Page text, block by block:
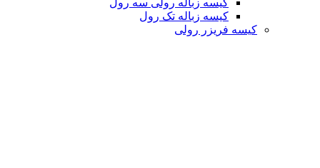
کیسه زباله رولی سه رول
کیسه زباله تک رول
کیسه فریزر رولی